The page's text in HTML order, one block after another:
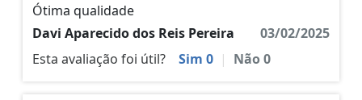
Ótima qualidade
Davi Aparecido dos Reis Pereira
03/02/2025
Esta avaliação foi útil?
Sim 0 | Não0